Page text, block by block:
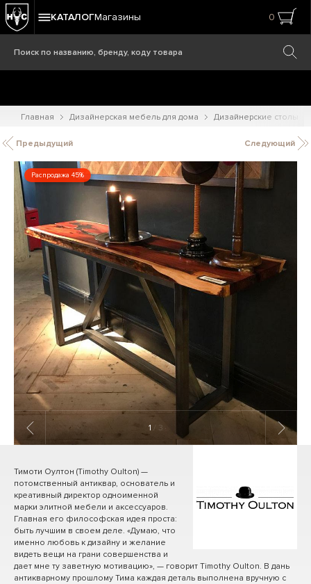
КАТАЛОГМагазины 0
Главная Дизайнерская мебель для дома Дизайнерские столы
Предыдущий Следующий
Распродажа 45%
1 / 3
Тимоти Оултон (Timothy Oulton) —
потомственный антиквар, основатель и
креативный директор одноименной
марки элитной мебели и аксессуаров.
Главная его философская идея проста:
быть лучшим в своем деле. «Думаю, что
именно любовь к дизайну и желание
видеть вещи на грани совершенства и
дает мне ту заветную мотивацию», — говорит Timothy Oulton. В дань
антикварному прошлому Тима каждая деталь выполнена вручную с